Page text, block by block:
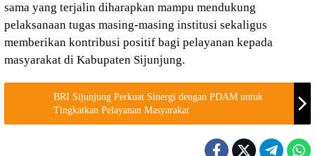
sama yang terjalin diharapkan mampu mendukung
pelaksanaan tugas masing-masing institusi sekaligus
memberikan kontribusi positif bagi pelayanan kepada
masyarakat di Kabupaten Sijunjung.
BRI Sijunjung Perkuat Sinergi dengan PDAM untuk
Tingkatkan Pelayanan Masyarakat